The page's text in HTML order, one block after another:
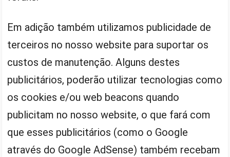
Em adição também utilizamos publicidade de
terceiros no nosso website para suportar os
custos de manutenção. Alguns destes
publicitários, poderão utilizar tecnologias como
os cookies e/ou web beacons quando
publicitam no nosso website, o que fará com
que esses publicitários (como o Google
através do Google AdSense) também recebam